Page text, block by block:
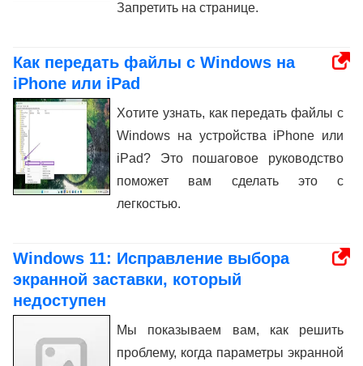
Запретить на странице.
Как передать файлы с Windows на
iPhone или iPad
Хотите узнать, как передать файлы с
Windows на устройства iPhone или
iPad? Это пошаговое руководство
поможет вам сделать это с
легкостью.
Windows 11: Исправление выбора
экранной заставки, который
недоступен
Мы показываем вам, как решить
проблему, когда параметры экранной